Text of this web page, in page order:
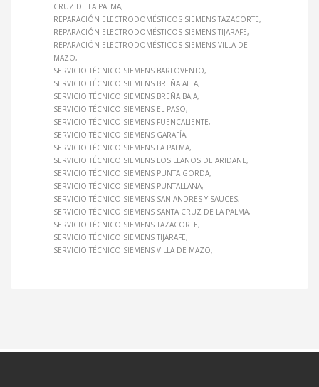
CRUZ DE LA PALMA
REPARACIÓN ELECTRODOMÉSTICOS SIEMENS TAZACORTE
REPARACIÓN ELECTRODOMÉSTICOS SIEMENS TIJARAFE
REPARACIÓN ELECTRODOMÉSTICOS SIEMENS VILLA DE
MAZO
SERVICIO TÉCNICO SIEMENS BARLOVENTO
SERVICIO TÉCNICO SIEMENS BREÑA ALTA
SERVICIO TÉCNICO SIEMENS BREÑA BAJA
SERVICIO TÉCNICO SIEMENS EL PASO
SERVICIO TÉCNICO SIEMENS FUENCALIENTE
SERVICIO TÉCNICO SIEMENS GARAFÍA
SERVICIO TÉCNICO SIEMENS LA PALMA
SERVICIO TÉCNICO SIEMENS LOS LLANOS DE ARIDANE
SERVICIO TÉCNICO SIEMENS PUNTA GORDA
SERVICIO TÉCNICO SIEMENS PUNTALLANA
SERVICIO TÉCNICO SIEMENS SAN ANDRES Y SAUCES
SERVICIO TÉCNICO SIEMENS SANTA CRUZ DE LA PALMA
SERVICIO TÉCNICO SIEMENS TAZACORTE
SERVICIO TÉCNICO SIEMENS TIJARAFE
SERVICIO TÉCNICO SIEMENS VILLA DE MAZO